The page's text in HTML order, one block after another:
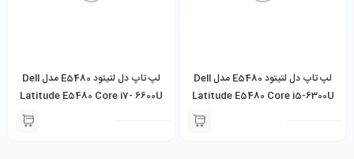
لپ تاپ دل لتیتود E5480 مدل Dell
Latitude E5480 Core i5-6300U
لپ تاپ دل لتیتود E5480 مدل Dell
Latitude E5480 Core i7- 6600U